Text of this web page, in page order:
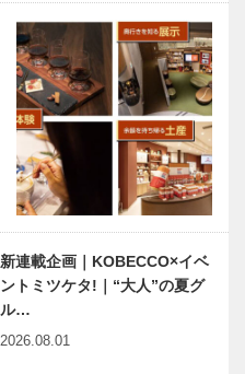
Vol.17
連載エッセイ
／喫茶店の書
斎から 108
足立巻一先生
の色紙
今月の映画
新連載企画｜KOBECCO×イベ
ントミツケタ!｜“大人”の夏グ
ル…
2026.08.01